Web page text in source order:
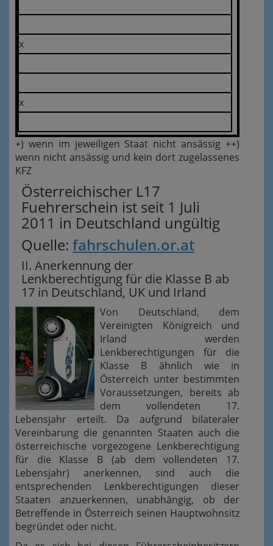
x
x
+) wenn im jeweiligen Staat nicht ansässig ++)
wenn nicht ansässig und kein dort zugelassenes
KFZ
Österreichischer L17
Fuehrerschein ist seit 1 Juli
2011 in Deutschland ungültig
Quelle: fahrschulen.or.at
II. Anerkennung der
Lenkberechtigung für die Klasse B ab
17 in Deutschland, UK und Irland
Von Deutschland, dem
Vereinigten Königreich und
Irland werden
Lenkberechtigungen für die
Klasse B ähnlich wie in
Österreich unter bestimmten
Voraussetzungen, bereits ab
dem vollendeten 17.
Lebensjahr erteilt. Da aufgrund bilateraler
Vereinbarung die genannten Staaten auch die
österreichische vorgezogene Lenkberechtigung
für die Klasse B (ab dem vollendeten 17.
Lebensjahr) anerkennen, sind auch die
entsprechenden Lenkberechtigungen dieser
Staaten anzuerkennen, unabhängig, ob der
Betreffende in Österreich seinen Hauptwohnsitz
begründet oder nicht.